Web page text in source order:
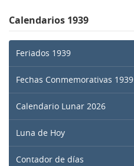
Calendarios 1939
Feriados 1939
Fechas Conmemorativas 1939
Calendario Lunar 2026
Luna de Hoy
Contador de días